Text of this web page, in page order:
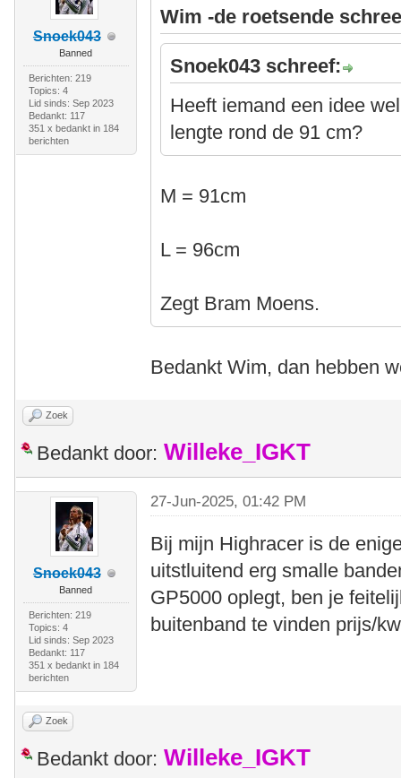
Snoek043
Banned
Berichten: 219
Topics: 4
Lid sinds: Sep 2023
Bedankt: 117
351 x bedankt in 184
berichten
Wim -de roetsende
Snoek043 schreef:
Heeft iemand een idee
lengte rond de 91 cm?
M = 91cm
L = 96cm
Zegt Bram Moens.
Bedankt Wim, dan hebben
Zoek
Bedankt door: Willeke_IGKT
Snoek043
Banned
Berichten: 219
Topics: 4
Lid sinds: Sep 2023
Bedankt: 117
351 x bedankt in 184
berichten
27-Jun-2025, 01:42 PM
Bij mijn Highracer is de
uitstluitend erg smalle
GP5000 oplegt, ben je
buitenband te vinden prijs/
Zoek
Bedankt door: Willeke_IGKT